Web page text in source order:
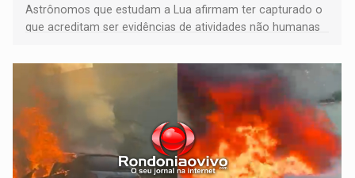
Astrônomos que estudam a Lua afirmam ter capturado o
que acreditam ser evidências de atividades não humanas
órbita